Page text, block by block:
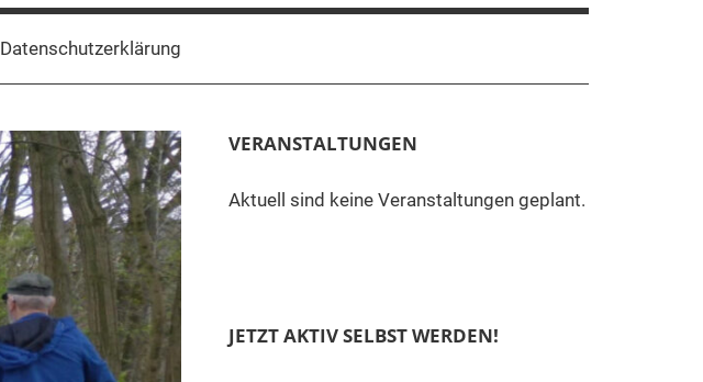
Datenschutzerklärung
VERANSTALTUNGEN
Aktuell sind keine Veranstaltungen geplant.
JETZT AKTIV SELBST WERDEN!